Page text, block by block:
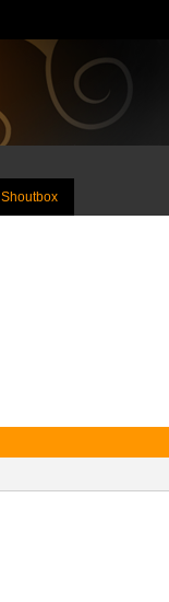
Shoutbox